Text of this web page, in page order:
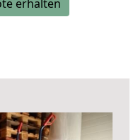
erhalten